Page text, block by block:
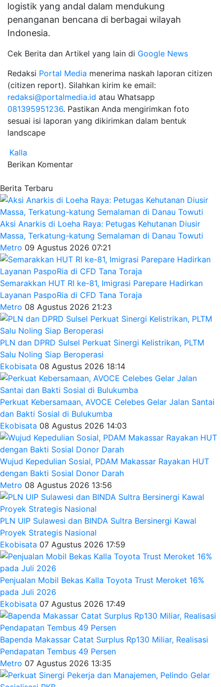
logistik yang andal dalam mendukung
penanganan bencana di berbagai wilayah
Indonesia.
Cek Berita dan Artikel yang lain di Google News
Redaksi Portal Media menerima naskah laporan citizen
(citizen report). Silahkan kirim ke email:
redaksi@portalmedia.id atau Whatsapp
081395951236. Pastikan Anda mengirimkan foto
sesuai isi laporan yang dikirimkan dalam bentuk
landscape
Kalla
Berikan Komentar
Berita Terbaru
Aksi Anarkis di Loeha Raya: Petugas Kehutanan Diusir
Massa, Terkatung-katung Semalaman di Danau Towuti
Metro 09 Agustus 2026 07:21
Semarakkan HUT RI ke-81, Imigrasi Parepare Hadirkan
Layanan PaspoRia di CFD Tana Toraja
Metro 08 Agustus 2026 21:23
PLN dan DPRD Sulsel Perkuat Sinergi Kelistrikan, PLTM
Salu Noling Siap Beroperasi
Ekobisata 08 Agustus 2026 18:14
Perkuat Kebersamaan, AVOCE Celebes Gelar Jalan Santai
dan Bakti Sosial di Bulukumba
Ekobisata 08 Agustus 2026 14:03
Wujud Kepedulian Sosial, PDAM Makassar Rayakan HUT
dengan Bakti Sosial Donor Darah
Metro 08 Agustus 2026 13:56
PLN UIP Sulawesi dan BINDA Sultra Bersinergi Kawal
Proyek Strategis Nasional
Ekobisata 07 Agustus 2026 17:59
Penjualan Mobil Bekas Kalla Toyota Trust Meroket 16%
pada Juli 2026
Ekobisata 07 Agustus 2026 17:49
Bapenda Makassar Catat Surplus Rp130 Miliar, Realisasi
Pendapatan Tembus 49 Persen
Metro 07 Agustus 2026 13:35